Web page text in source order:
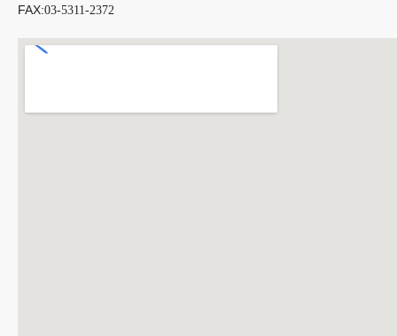
FAX:03-5311-2372